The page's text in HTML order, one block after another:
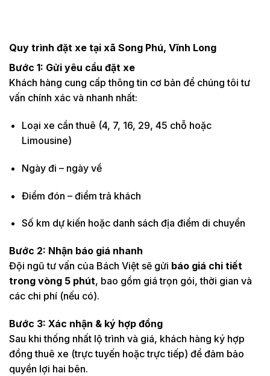
Quy trình đặt xe tại xã Song Phú, Vĩnh Long
Bước 1: Gửi yêu cầu đặt xe
Khách hàng cung cấp thông tin cơ bản để chúng tôi tư
vấn chính xác và nhanh nhất:
Loại xe cần thuê (4, 7, 16, 29, 45 chỗ hoặc
Limousine)
Ngày đi – ngày về
Điểm đón – điểm trả khách
Số km dự kiến hoặc danh sách địa điểm di chuyển
Bước 2: Nhận báo giá nhanh
Đội ngũ tư vấn của Bách Việt sẽ gửi báo giá chi tiết
trong vòng 5 phút, bao gồm giá trọn gói, thời gian và
các chi phí (nếu có).
Bước 3: Xác nhận & ký hợp đồng
Sau khi thống nhất lộ trình và giá, khách hàng ký hợp
đồng thuê xe (trực tuyến hoặc trực tiếp) để đảm bảo
quyền lợi hai bên.